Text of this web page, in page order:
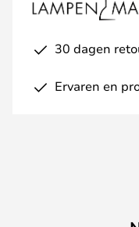
30 dagen
Ervaren en